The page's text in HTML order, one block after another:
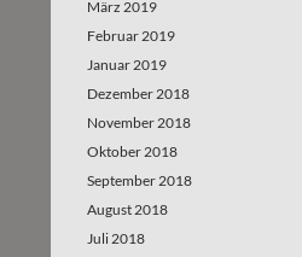
März 2019
Februar 2019
Januar 2019
Dezember 2018
November 2018
Oktober 2018
September 2018
August 2018
Juli 2018